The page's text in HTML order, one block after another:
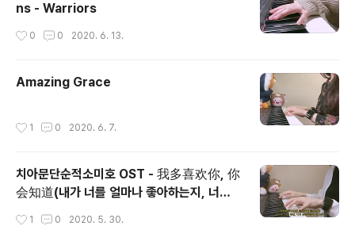
ns - Warriors
0 0 2020. 6. 13.
Amazing Grace
1 0 2020. 6. 7.
치아문단순적소미호 OST - 我多喜欢你, 你
会知道(내가 너를 얼마나 좋아하는지, 너는
알게 될 거야)
1 0 2020. 5. 30.